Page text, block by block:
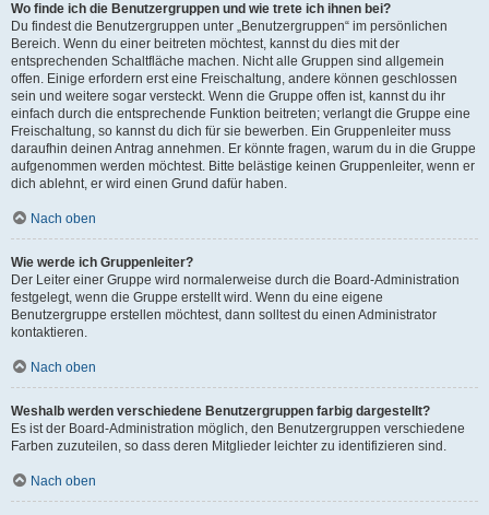
Wo finde ich die Benutzergruppen und wie trete ich ihnen bei?
Du findest die Benutzergruppen unter „Benutzergruppen“ im persönlichen
Bereich. Wenn du einer beitreten möchtest, kannst du dies mit der
entsprechenden Schaltfläche machen. Nicht alle Gruppen sind allgemein
offen. Einige erfordern erst eine Freischaltung, andere können geschlossen
sein und weitere sogar versteckt. Wenn die Gruppe offen ist, kannst du ihr
einfach durch die entsprechende Funktion beitreten; verlangt die Gruppe eine
Freischaltung, so kannst du dich für sie bewerben. Ein Gruppenleiter muss
daraufhin deinen Antrag annehmen. Er könnte fragen, warum du in die Gruppe
aufgenommen werden möchtest. Bitte belästige keinen Gruppenleiter, wenn er
dich ablehnt, er wird einen Grund dafür haben.
Nach oben
Wie werde ich Gruppenleiter?
Der Leiter einer Gruppe wird normalerweise durch die Board-Administration
festgelegt, wenn die Gruppe erstellt wird. Wenn du eine eigene
Benutzergruppe erstellen möchtest, dann solltest du einen Administrator
kontaktieren.
Nach oben
Weshalb werden verschiedene Benutzergruppen farbig dargestellt?
Es ist der Board-Administration möglich, den Benutzergruppen verschiedene
Farben zuzuteilen, so dass deren Mitglieder leichter zu identifizieren sind.
Nach oben